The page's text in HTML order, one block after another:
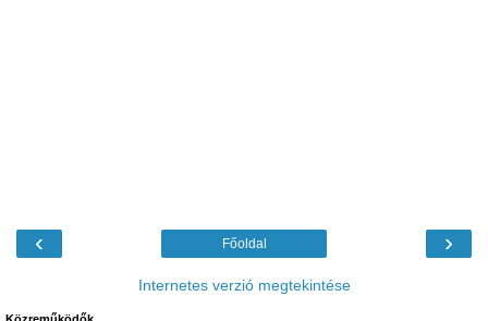
‹ ›
Főoldal
Internetes verzió megtekintése